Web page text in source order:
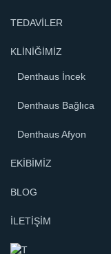
TEDAVİLER
KLİNİĞİMİZ
Denthaus İncek
Denthaus Bağlıca
Denthaus Afyon
EKİBİMİZ
BLOG
İLETİŞİM